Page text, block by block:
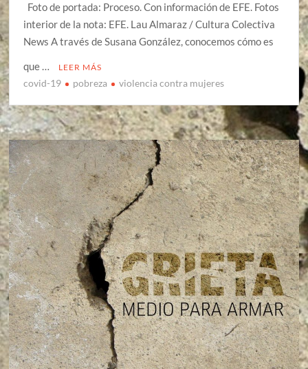
Foto de portada: Proceso. Con información de EFE. Fotos
interior de la nota: EFE. Lau Almaraz / Cultura Colectiva
News A través de Susana González, conocemos cómo es
que …
LEER MÁS
covid-19 pobreza violencia contra mujeres